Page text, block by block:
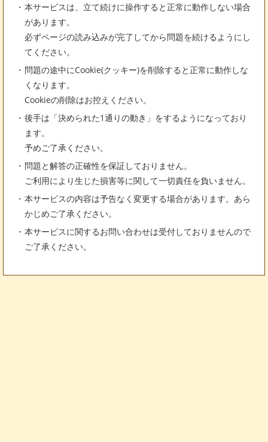
本サービスは、立て続けに操作すると正常に動作しない場合
があります。
必ずページの読み込みが完了してから問題を続けるようにし
てください。
問題の途中にCookie(クッキー)を削除すると正常に動作しな
くなります。
Cookieの削除はお控えください。
後手は「決められた1通りの動き」をするようになっており
ます。
予めご了承ください。
問題と解答の正確性を保証しておりません。
ご利用により生じた損害等に関して一切責任を負いません。
本サービスの内容は予告なく変更する場合があります。あら
かじめご了承ください。
本サービスに関するお問い合わせは受付しておりませんので
ご了承ください。